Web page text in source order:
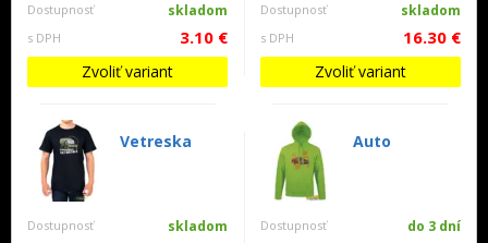
Dostupnosť skladom
s DPH 3.10 €
Zvoliť variant
Dostupnosť skladom
s DPH 16.30 €
Zvoliť variant
Vetreska
Dostupnosť skladom
Auto
Dostupnosť do 3 dní